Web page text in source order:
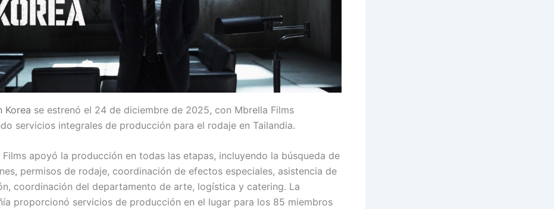
Korea se estrenó el 24 de diciembre de 2025, con Mbrella Films
servicios integrales de producción para el rodaje en Tailandia.
Films apoyó la producción en todas las etapas, incluyendo la búsqueda de
permisos de rodaje, coordinación de efectos especiales, asistencia de
coordinación del departamento de arte, logística y catering. La
proporcionó servicios de producción en el lugar para los 85 miembros